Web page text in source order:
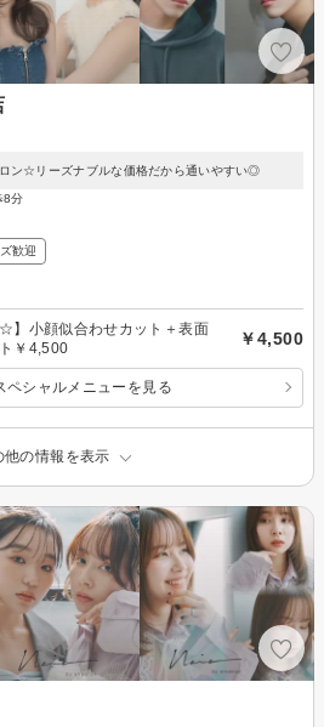
ン☆リーズナブルな価格だから通いやすい◎
8分
歓迎
☆】小顔似合わせカット＋表面
￥4,500
￥4,500
ペシャルメニューを見る
他の情報を表示